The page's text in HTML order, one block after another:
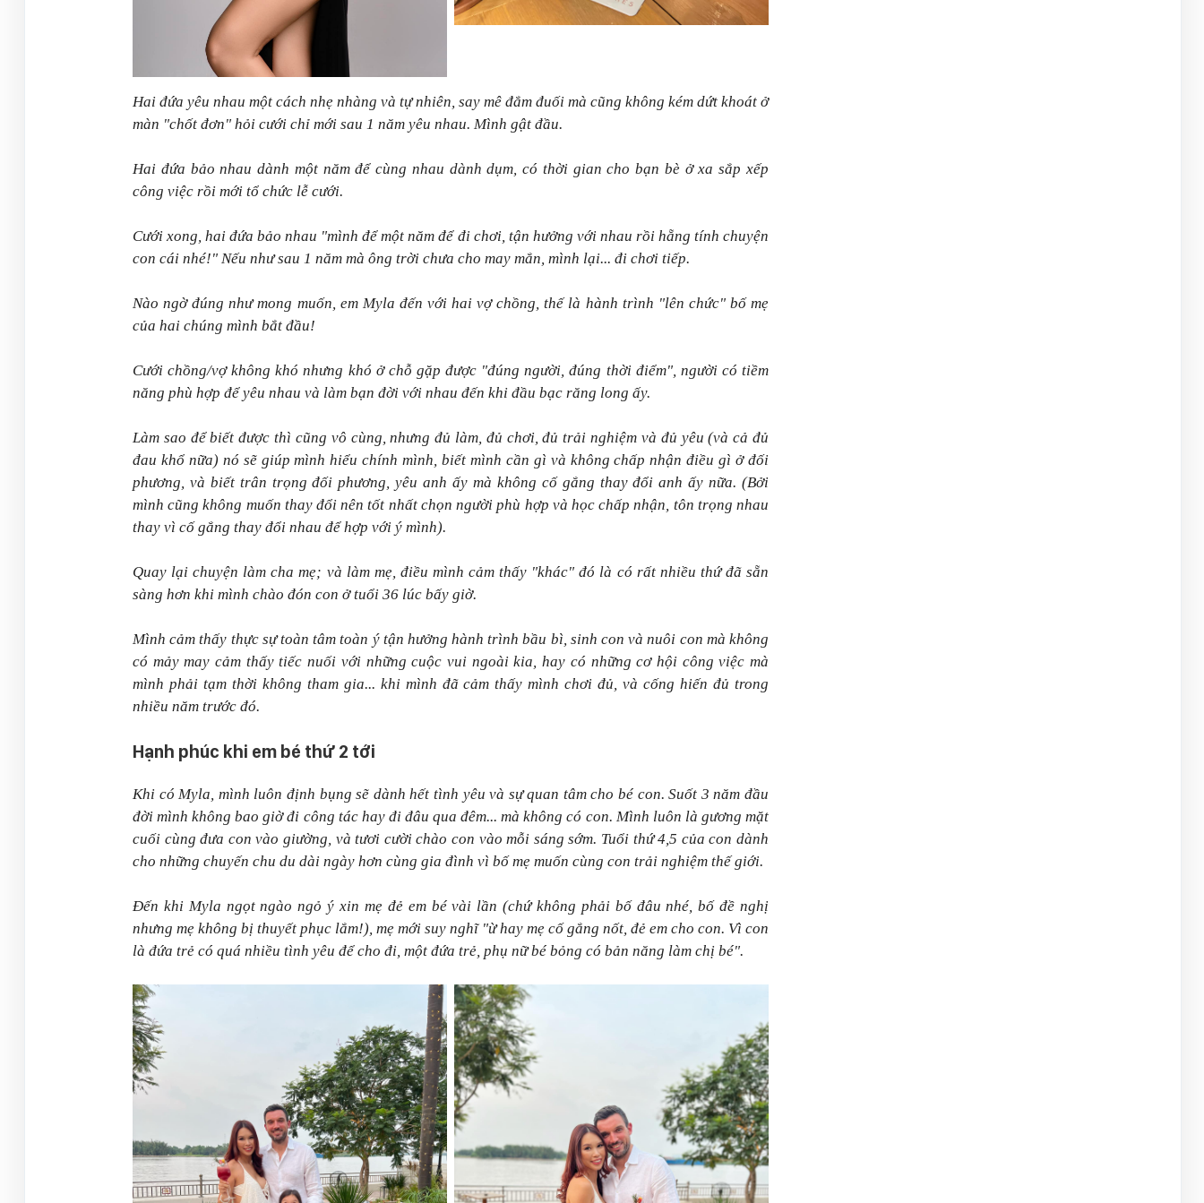
Hai đứa yêu nhau một cách nhẹ nhàng và tự nhiên, say mê đắm đuối mà cũng không kém dứt khoát ở
màn "chốt đơn" hỏi cưới chỉ mới sau 1 năm yêu nhau. Mình gật đầu.
Hai đứa bảo nhau dành một năm để cùng nhau dành dụm, có thời gian cho bạn bè ở xa sắp xếp
công việc rồi mới tổ chức lễ cưới.
Cưới xong, hai đứa bảo nhau "mình để một năm để đi chơi, tận hưởng với nhau rồi hẵng tính chuyện
con cái nhé!" Nếu như sau 1 năm mà ông trời chưa cho may mắn, mình lại... đi chơi tiếp.
Nào ngờ đúng như mong muốn, em Myla đến với hai vợ chồng, thế là hành trình "lên chức" bố mẹ
của hai chúng mình bắt đầu!
Cưới chồng/vợ không khó nhưng khó ở chỗ gặp được "đúng người, đúng thời điểm", người có tiềm
năng phù hợp để yêu nhau và làm bạn đời với nhau đến khi đầu bạc răng long ấy.
Làm sao để biết được thì cũng vô cùng, nhưng đủ làm, đủ chơi, đủ trải nghiệm và đủ yêu (và cả đủ
đau khổ nữa) nó sẽ giúp mình hiểu chính mình, biết mình cần gì và không chấp nhận điều gì ở đối
phương, và biết trân trọng đối phương, yêu anh ấy mà không cố gắng thay đổi anh ấy nữa. (Bởi
mình cũng không muốn thay đổi nên tốt nhất chọn người phù hợp và học chấp nhận, tôn trọng nhau
thay vì cố gắng thay đổi nhau để hợp với ý mình).
Quay lại chuyện làm cha mẹ; và làm mẹ, điều mình cảm thấy "khác" đó là có rất nhiều thứ đã sẵn
sàng hơn khi mình chào đón con ở tuổi 36 lúc bấy giờ.
Mình cảm thấy thực sự toàn tâm toàn ý tận hưởng hành trình bầu bì, sinh con và nuôi con mà không
có mảy may cảm thấy tiếc nuối với những cuộc vui ngoài kia, hay có những cơ hội công việc mà
mình phải tạm thời không tham gia... khi mình đã cảm thấy mình chơi đủ, và cống hiến đủ trong
nhiều năm trước đó.
Hạnh phúc khi em bé thứ 2 tới
Khi có Myla, mình luôn định bụng sẽ dành hết tình yêu và sự quan tâm cho bé con. Suốt 3 năm đầu
đời mình không bao giờ đi công tác hay đi đâu qua đêm... mà không có con. Mình luôn là gương mặt
cuối cùng đưa con vào giường, và tươi cười chào con vào mỗi sáng sớm. Tuổi thứ 4,5 của con dành
cho những chuyến chu du dài ngày hơn cùng gia đình vì bố mẹ muốn cùng con trải nghiệm thế giới.
Đến khi Myla ngọt ngào ngỏ ý xin mẹ đẻ em bé vài lần (chứ không phải bố đâu nhé, bố đề nghị
nhưng mẹ không bị thuyết phục lắm!), mẹ mới suy nghĩ "ừ hay mẹ cố gắng nốt, đẻ em cho con. Vì con
là đứa trẻ có quá nhiều tình yêu để cho đi, một đứa trẻ, phụ nữ bé bỏng có bản năng làm chị bé".